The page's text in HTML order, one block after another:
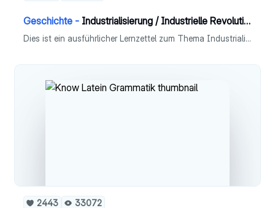
Geschichte - Industrialisierung / Industrielle Revolution
Dies ist ein ausführlicher Lernzettel zum Thema Industrialiaierung, bzw. Industrielle Revolution für das Fach Geschichte (Leistungskurs).
2443 33072